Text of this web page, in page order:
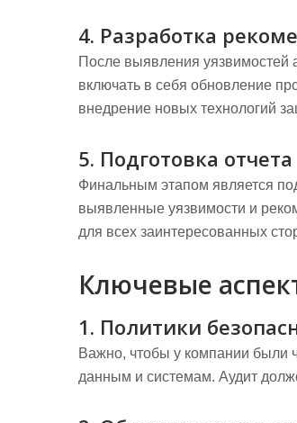
4. Разработка
После выявления уязвимостей
включать в себя обновление
внедрение новых технологий
5. Подготовка отчета
Финальным этапом является
выявленные уязвимости и
для всех заинтересованных
Ключевые
1. Политики
Важно, чтобы у компании были
данным и системам. Аудит